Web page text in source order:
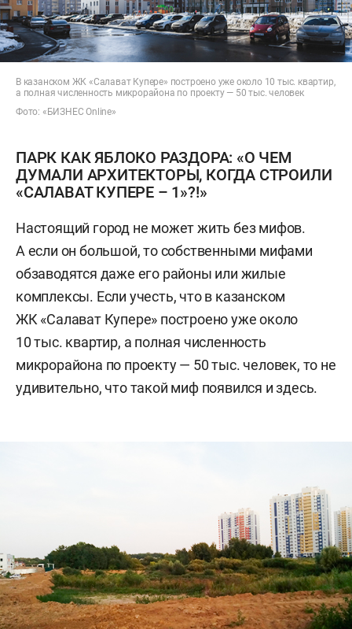
В казанском ЖК «Салават Купере» построено уже около 10 тыс. квартир,
а полная численность микрорайона по проекту — 50 тыс. человек
Фото: «БИЗНЕС Online»
ПАРК КАК ЯБЛОКО РАЗДОРА: «О ЧЕМ
ДУМАЛИ АРХИТЕКТОРЫ, КОГДА СТРОИЛИ
«САЛАВАТ КУПЕРЕ – 1»?!»
Настоящий город не может жить без мифов.
А если он большой, то собственными мифами
обзаводятся даже его районы или жилые
комплексы. Если учесть, что в казанском
ЖК «Салават Купере» построено уже около
10 тыс. квартир, а полная численность
микрорайона по проекту — 50 тыс. человек, то не
удивительно, что такой миф появился и здесь.